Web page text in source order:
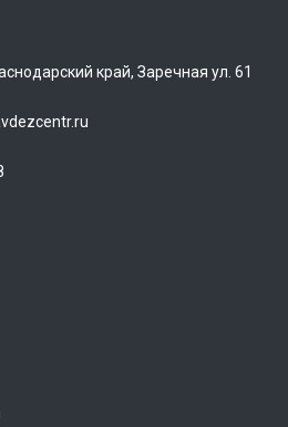
край, Заречная ул. 61